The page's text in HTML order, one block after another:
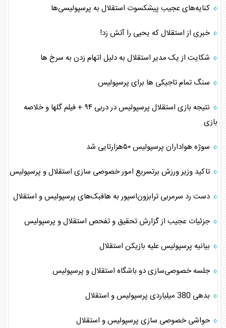
کنایه‌های عجیب پیشکسوت استقلال به پرسپولیسی‌ها
خبری از استقلال که یحیی را آتش زد!
شکایت از یک مدیر استقلال به دلیل اتهام زدن به سرخ ها
سنگ تمام تاجیکی ها برای پرسپولیس
نتیجه بازی استقلال پرسپولیس در دربی ۹۴ + فیلم گلها و خلاصه
بازی
سوژه هواداران پرسپولیس ۵۰هزارتایی شد
تاکید وزیر ورزش برتسریع امور خصوصی سازی استقلال و پرسپولیس
دست رد سرمربی ترابزون‌اسپور به هافبک‌های پرسپولیس و استقلال
جزئیات عجیب از گزارش تحقیق و تفحص استقلال و پرسپولیس
بیانیه پرسپولیس علیه بازیکن استقلال
جلسه خصوصی‌سازی دو باشگاه استقلال و پرسپولیس
بدهی 380 میلیاردی پرسپولیس و استقلال
حواشی خصوصی سازی پرسپولیس و استقلال